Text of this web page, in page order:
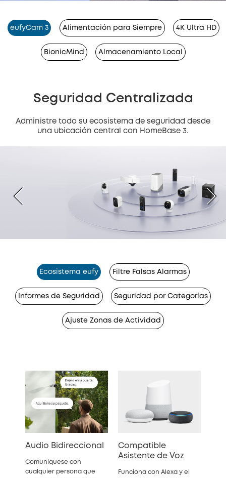
eufyCam 3 Alimentación para Siempre 4K Ultra HD
BionicMind Almacenamiento Local
Seguridad Centralizada
Administre todo su ecosistema de seguridad desde
una ubicación central con HomeBase 3.
Ecosistema eufy Filtre Falsas Alarmas
Informes de Seguridad Seguridad por Categorías
Ajuste Zonas de Actividad
Audio Bidireccional
Comuníquese con
cualquier persona que
Compatible
Asistente de Voz
Funciona con Alexa y el